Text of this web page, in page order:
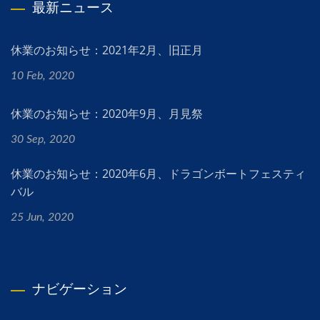
最新ニュース
休業のお知らせ：2021年2月、旧正月
10 Feb, 2020
休業のお知らせ：2020年9月、月見祭
30 Sep, 2020
休業のお知らせ：2020年6月、ドラゴンボートフェスティ
バル
25 Jun, 2020
ナビゲーション